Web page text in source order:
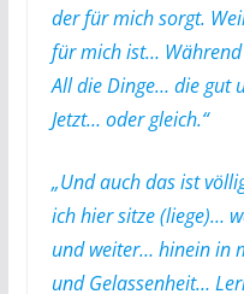
der für mich sorgt.
für mich ist…
All die Dinge… die gut
Jetzt… oder gleich.“
„Und auch das ist
ich hier sitze (liege)…
und weiter… hinein in
und Gelassenheit…